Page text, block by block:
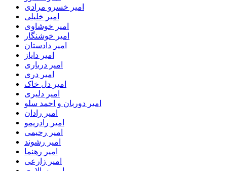
امیر خسرو مرادی
امیر خلیلی
امیر خوشاوی
امیر خوشنگار
امیر دادستان
امیر دایاز
امیر درباری
امیر دری
امیر دل خاک
امیر دلیری
امیر دوربان و احمد سلو
امیر رادان
امیر رادریمو
امیر رحیمی
امیر رشوند
امیر رهنما
امیر زارعی